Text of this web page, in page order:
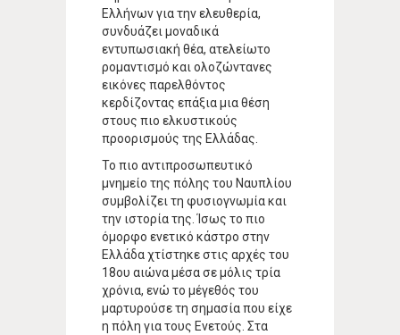
Ελλήνων για την ελευθερία,
συνδυάζει μοναδικά
εντυπωσιακή θέα, ατελείωτο
ρομαντισμό και ολοζώντανες
εικόνες παρελθόντος
κερδίζοντας επάξια μια θέση
στους πιο ελκυστικούς
προορισμούς της Ελλάδας.
Το πιο αντιπροσωπευτικό
μνημείο της πόλης του Ναυπλίου
συμβολίζει τη φυσιογνωμία και
την ιστορία της. Ίσως το πιο
όμορφο ενετικό κάστρο στην
Ελλάδα χτίστηκε στις αρχές του
18ου αιώνα μέσα σε μόλις τρία
χρόνια, ενώ το μέγεθός του
μαρτυρούσε τη σημασία που είχε
η πόλη για τους Ενετούς. Στα